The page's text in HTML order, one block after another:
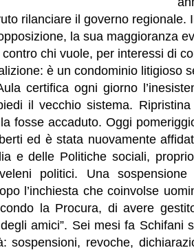
rilanciare il governo regionale.
la sua maggioranza
chi vuole, per interessi di
è un condominio litigioso
certifica ogni giorno
il vecchio sistema.
fosse accaduto. Oggi
ed è stata nuovamente
e delle Politiche sociali,
politici. Una
l’inchiesta che coinvolse
la Procura, di avere
amici”. Sei mesi fa
sospensioni, revoche,